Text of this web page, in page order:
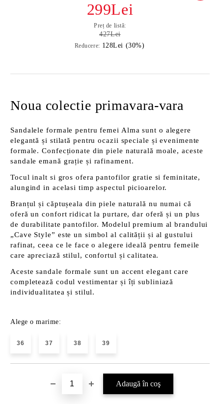
299Lei
Preț de listă:
427Lei
Reducere: 128Lei (30%)
Noua colectie primavara-vara
Sandalele formale pentru femei Alma sunt o alegere
elegantă și stilată pentru ocazii speciale și evenimente
formale. Confecționate din piele naturală moale, aceste
sandale emană grație și rafinament.
Tocul inalt si gros ofera pantofilor gratie si feminitate,
alungind in acelasi timp aspectul picioarelor.
Branțul și căptușeala din piele naturală nu numai că
oferă un confort ridicat la purtare, dar oferă și un plus
de durabilitate pantofilor. Modelul premium al brandului
„Cave Style” este un simbol al calității și al gustului
rafinat, ceea ce le face o alegere ideală pentru femeile
care apreciază stilul, confortul și calitatea.
Aceste sandale formale sunt un accent elegant care
completează codul vestimentar și îți subliniază
individualitatea și stilul.
Alege o marime:
36 37 38 39